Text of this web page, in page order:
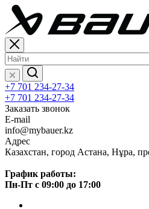
+7 701 234-27-34
+7 701 234-27-34
Заказать звонок
E-mail
info@mybauer.kz
Адрес
Казахстан, город Астана, Нұра,
График работы:
Пн-Пт с 09:00 до 17:00